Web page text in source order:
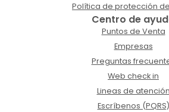
Política de protección
Centro de
Puntos de Venta
Empresas
Preguntas
Web check in
Lineas de atención
Escríbenos (PQRS)